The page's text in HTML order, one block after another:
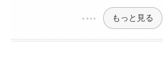
もっと見る